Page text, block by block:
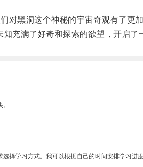
黑洞这个神秘的宇宙奇观有了更加
满了好奇和探索的欲望，开启了
择学习方式。我可以根据自己的时间安排学习进度